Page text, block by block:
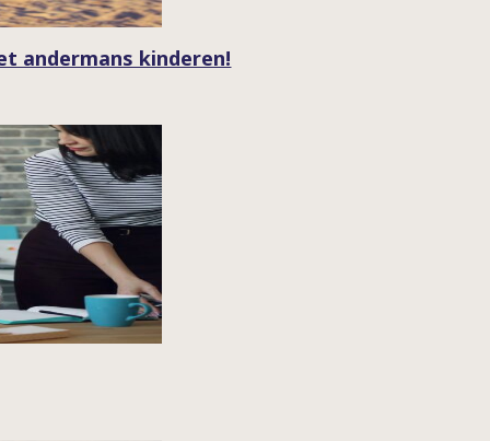
andermans kinderen!